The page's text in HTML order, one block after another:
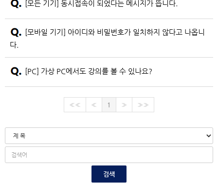
[모든 기기] 동시접속이 되었다는 메시지가 뜹니다.
[모바일 기기] 아이디와 비밀번호가 일치하지 않다고 나옵니
다.
[PC] 가상 PC에서도 강의를 볼 수 있나요?
«« « 1 » »»
검색